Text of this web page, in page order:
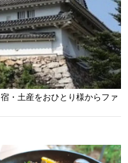
・土産をおひとり様からファ